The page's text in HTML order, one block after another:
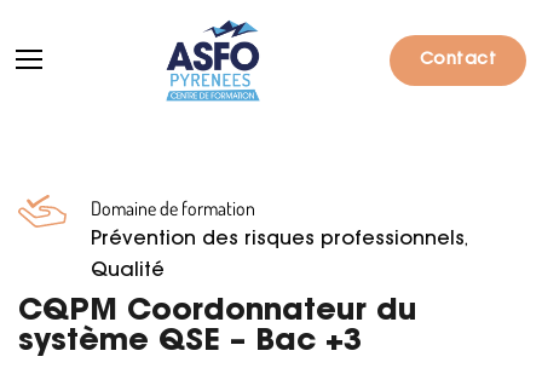
Contact
Formations
Particuliers
Entreprises
Domaine de formation
Prévention des risques professionnels,
Qualité
CQPM Coordonnateur du
système QSE – Bac +3